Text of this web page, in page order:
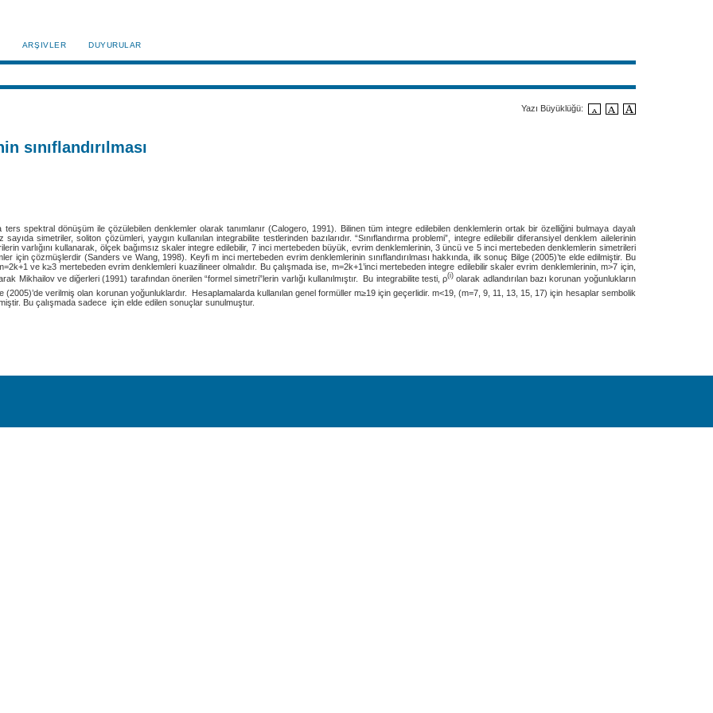
ARŞIVLER DUYURULAR
Yazı Büyüklüğü:
sınıflandırılması
spektral dönüşüm ile çözülebilen denklemler olarak tanımlanır (Calogero, 1991). Bilinen tüm integre edilebilen denklemlerin ortak bir özelliğini bulmaya dayalı
simetriler, soliton çözümleri, yaygın kullanılan integrabilite testlerinden bazılarıdır. “Sınıflandırma problemi”, integre edilebilir diferansiyel denklem ailelerinin
varlığını kullanarak, ölçek bağımsız skaler integre edilebilir, 7 inci mertebeden büyük, evrim denklemlerinin, 3 üncü ve 5 inci mertebeden denklemlerin simetrileri
için çözmüşlerdir (Sanders ve Wang, 1998). Keyfi m inci mertebeden evrim denklemlerinin sınıflandırılması hakkında, ilk sonuç Bilge (2005)’te elde edilmiştir. Bu
ve k≥3 mertebeden evrim denklemleri kuazilineer olmalıdır. Bu çalışmada ise, m=2k+1’inci mertebeden integre edilebilir skaler evrim denklemlerinin, m>7 için,
Mikhailov ve diğerleri (1991) tarafından önerilen “formel simetri”lerin varlığı kullanılmıştır. Bu integrabilite testi, ρ(i) olarak adlandırılan bazı korunan yoğunlukların
(2005)’de verilmiş olan korunan yoğunluklardır. Hesaplamalarda kullanılan genel formüller m≥19 için geçerlidir. m<19, (m=7, 9, 11, 13, 15, 17) için hesaplar sembolik
Bu çalışmada sadece için elde edilen sonuçlar sunulmuştur.